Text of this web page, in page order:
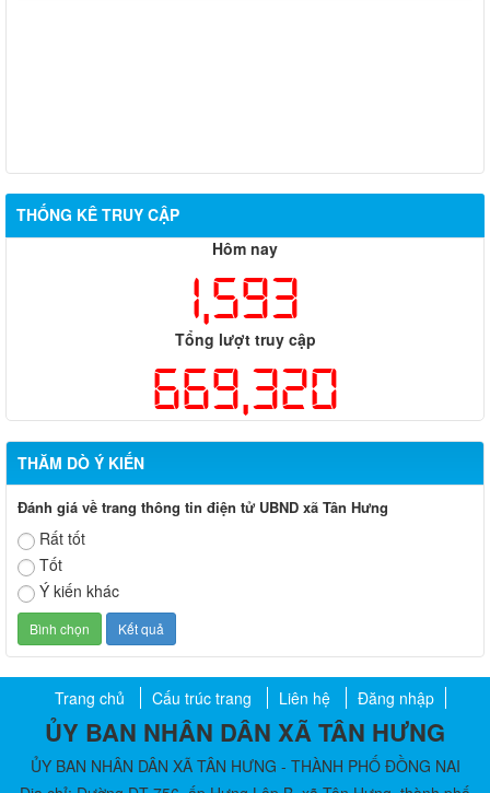
THỐNG KÊ TRUY CẬP
Hôm nay
1,593
Tổng lượt truy cập
669,320
THĂM DÒ Ý KIẾN
Đánh giá về trang thông tin điện tử UBND xã Tân Hưng
Rất tốt
Tốt
Ý kiến khác
Trang chủ Cấu trúc trang Liên hệ Đăng nhập
ỦY BAN NHÂN DÂN XÃ TÂN HƯNG
ỦY BAN NHÂN DÂN XÃ TÂN HƯNG - THÀNH PHỐ ĐỒNG NAI